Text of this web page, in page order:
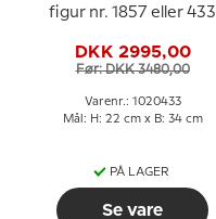
figur nr. 1857 eller 433
DKK 2995,00
Før: DKK 3480,00
Varenr.: 1020433
Mål: H: 22 cm x B: 34 cm
PÅ LAGER
Se vare